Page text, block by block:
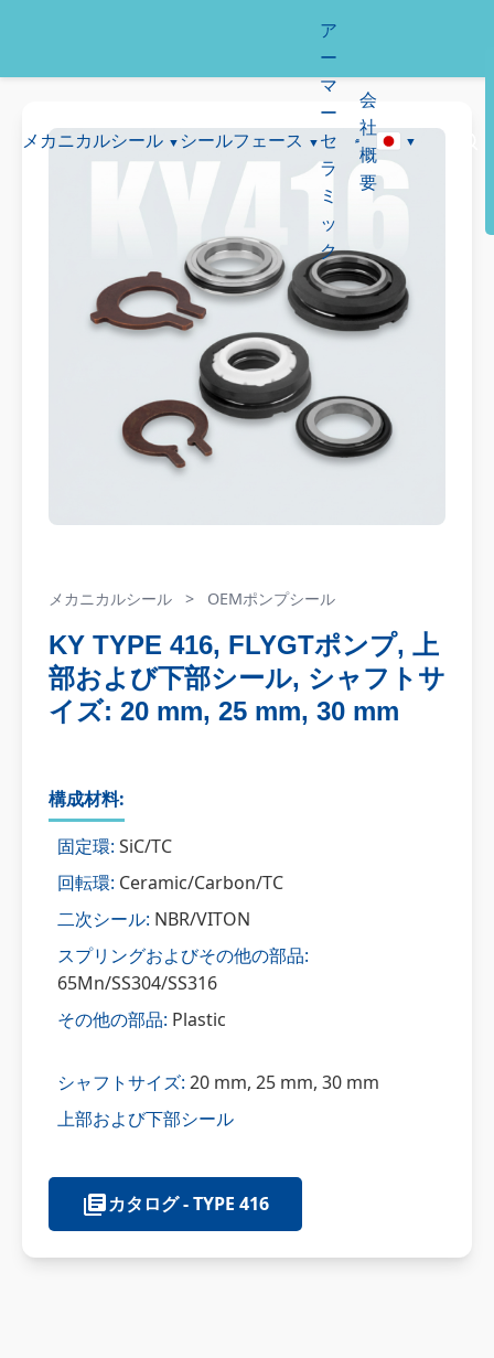
メカニカルシール シールフェース
ア
ー
マ
ー
セ
ラ
ミ
ッ
ク
会
社
概
要
メカニカルシール > OEMポンプシール
KY TYPE 416, FLYGTポンプ, 上
部および下部シール, シャフトサ
イズ: 20 mm, 25 mm, 30 mm
構成材料:
固定環: SiC/TC
回転環: Ceramic/Carbon/TC
二次シール: NBR/VITON
スプリングおよびその他の部品:
65Mn/SS304/SS316
その他の部品: Plastic
シャフトサイズ: 20 mm, 25 mm, 30 mm
上部および下部シール
カタログ - TYPE 416